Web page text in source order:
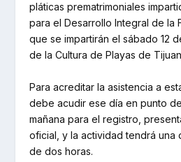
pláticas prematrimoniales
para el Desarrollo Integral de la
que se impartirán el sábado 12
de la Cultura de Playas de
Para acreditar la asistencia a
debe acudir ese día en punto
mañana para el registro,
oficial, y la actividad tendrá una
de dos horas.